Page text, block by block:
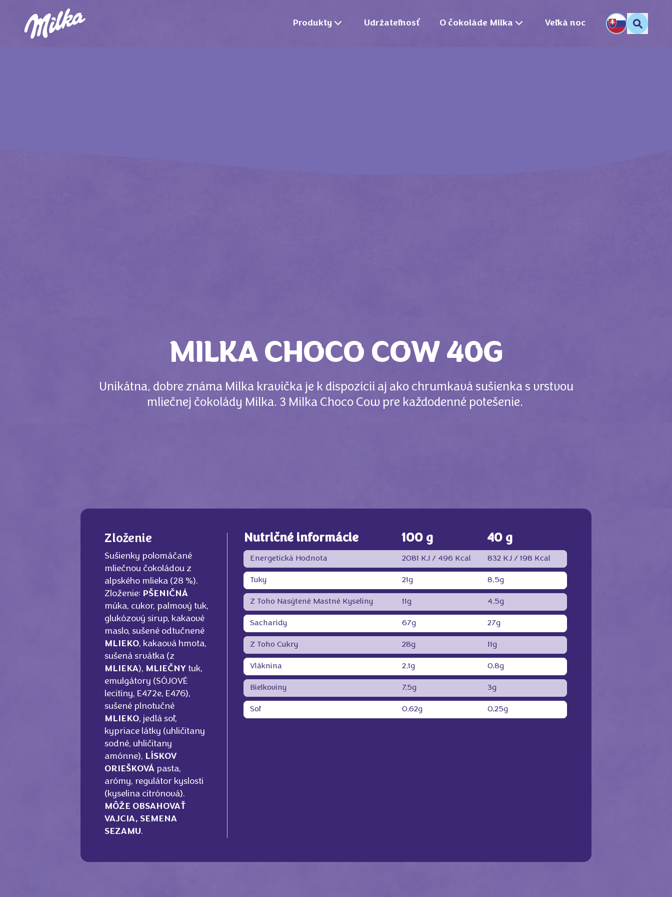
Produkty Udržateľnosť O čokoláde Milka Veľká noc
MILKA CHOCO COW 40G
Unikátna, dobre známa Milka kravička je k dispozícii aj ako chrumkavá sušienka s vrstvou
mliečnej čokolády Milka. 3 Milka Choco Cow pre každodenné potešenie.
Zloženie
Sušienky polomáčané
mliečnou čokoládou z
alpského mlieka (28 %).
Zloženie: PŠENIČNÁ
múka, cukor, palmový tuk,
glukózový sirup, kakaové
maslo, sušené odtučnené
MLIEKO, kakaová hmota,
sušená srvátka (z
MLIEKA), MLIEČNY tuk,
emulgátory (SÓJOVÉ
lecitíny, E472e, E476),
sušené plnotučné
MLIEKO, jedlá soľ,
kypriace látky (uhličitany
sodné, uhličitany
amónne), LÍSKOV
ORIEŠKOVÁ pasta,
arómy, regulátor kyslosti
(kyselina citrónová).
MÔŽE OBSAHOVAŤ
VAJCIA, SEMENA
SEZAMU.
Nutričné informácie 100 g 40 g
Energetická Hodnota 2081 KJ / 496 Kcal 832 KJ / 198 Kcal
Tuky 21g 8,5g
Z Toho Nasýtené Mastné Kyseliny 11g 4,5g
Sacharidy 67g 27g
Z Toho Cukry 28g 11g
Vláknina 2,1g 0,8g
Bielkoviny 7,5g 3g
Soľ 0,62g 0,25g